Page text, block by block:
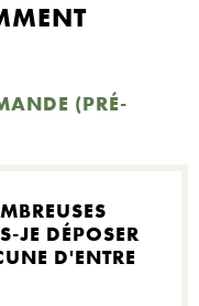
(PRÉ-
JE DÉPOSER
D'ENTRE